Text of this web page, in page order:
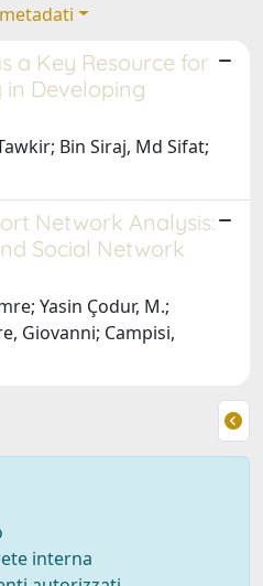
a Key Resource for
in Developing
Bin Siraj, Md Sifat;
Network Analysis:
Social Network
Yasin Çodur, M.;
Giovanni; Campisi,
interna